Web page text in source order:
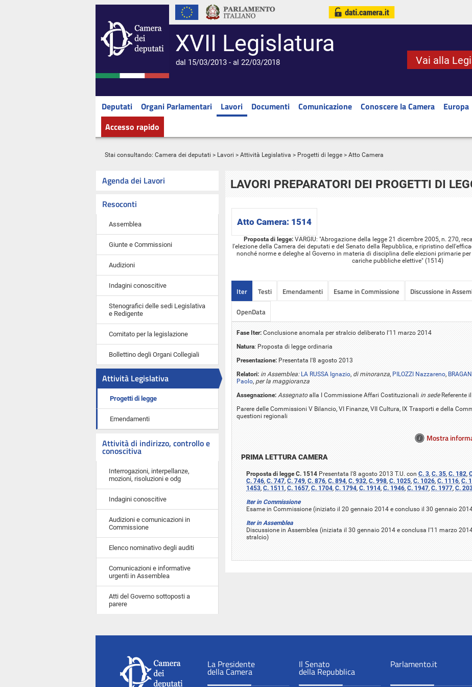
XVII Legislatura
dal 15/03/2013 - al 22/03/2018 Vai alla
Deputati Organi Parlamentari Lavori Documenti Comunicazione Conoscere la Camera Europa
Accesso rapido
Stai consultando: Camera dei deputati > Lavori > Attività Legislativa > Progetti di legge > Atto Camera
Agenda dei Lavori
Resoconti
Assemblea
Giunte e Commissioni
Audizioni
Indagini conoscitive
Stenografici delle sedi Legislativa
e Redigente
Comitato per la legislazione
Bollettino degli Organi Collegiali
Attività Legislativa
Progetti di legge
Emendamenti
Attività di indirizzo, controllo e
conoscitiva
Interrogazioni, interpellanze,
mozioni, risoluzioni e odg
Indagini conoscitive
Audizioni e comunicazioni in
Commissione
Elenco nominativo degli auditi
Comunicazioni e informative
urgenti in Assemblea
Atti del Governo sottoposti a
parere
LAVORI PREPARATORI DEI PROGETTI DI
Atto Camera: 1514
Proposta di legge:VARGIU: "Abrogazione della legge 21 dicembre 2005, n. 270,
l'elezione della Camera dei deputati e del Senato della Repubblica, e ripristino
nonché norme e deleghe al Governo in materia di disciplina delle elezioni primarie
cariche pubbliche elettive" (1514)
Iter Testi Emendamenti Esame in Commissione Discussione in
OpenData
Fase Iter: Conclusione anomala per stralcio deliberato l'11 marzo 2014
Natura: Proposta di legge ordinaria
Presentazione: Presentata l'8 agosto 2013
Relatori: in Assemblea: LA RUSSA Ignazio, di minoranza, PILOZZI Nazzareno,
Paolo, per la maggioranza
Assegnazione: Assegnatoalla I Commissione Affari Costituzionali in sede Referente
Parere delle Commissioni V Bilancio, VI Finanze, VII Cultura, IX Trasporti e della
questioni regionali
Mostra
PRIMA LETTURA CAMERA
Proposta di legge C. 1514 Presentata l'8 agosto 2013 T.U. con C. 3, C. 35, C. 182,
C. 746, C. 747, C. 749, C. 876, C. 894, C. 932, C. 998, C. 1025, C. 1026, C. 1116, C.
1453, C. 1511 , C. 1657, C. 1704, C. 1794, C. 1914, C. 1946, C. 1947, C. 1977, C.
Iter in Commissione
Esame in Commissione (iniziato il 20 gennaio 2014 e concluso il 30 gennaio
Iter in Assemblea
Discussione in Assemblea (iniziata il 30 gennaio 2014 e conclusa l'11 marzo
stralcio)
La Presidente
della Camera
Il Senato
della Repubblica
Parlamento.it